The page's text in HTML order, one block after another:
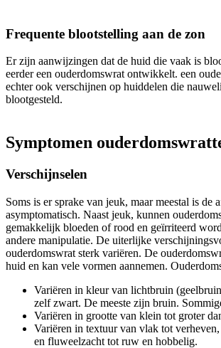
Frequente blootstelling aan de zon
Er zijn aanwijzingen dat de huid die vaak is
eerder een ouderdomswrat ontwikkelt. een
echter ook verschijnen op huiddelen die
blootgesteld.
Symptomen
Verschijnselen
Soms is er sprake van jeuk, maar meestal is de
asymptomatisch. Naast jeuk, kunnen
gemakkelijk bloeden of rood en geïrriteerd
andere manipulatie. De uiterlijke
ouderdomswrat sterk variëren. De
huid en kan vele vormen aannemen.
Variëren in kleur van lichtbruin
zelf zwart. De meeste zijn bruin.
Variëren in grootte van klein tot groter
Variëren in textuur van vlak tot
en fluweelzacht tot ruw en hobbelig.